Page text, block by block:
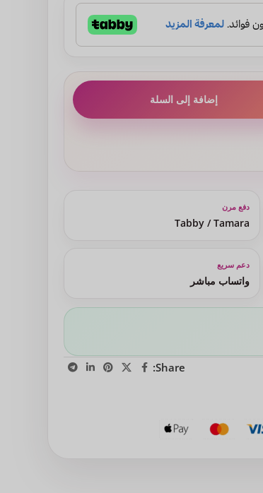
إضافة إلى السلة
دفع مرن
Tabby / Tamara
دعم سريع
واتساب مباشر
Share: